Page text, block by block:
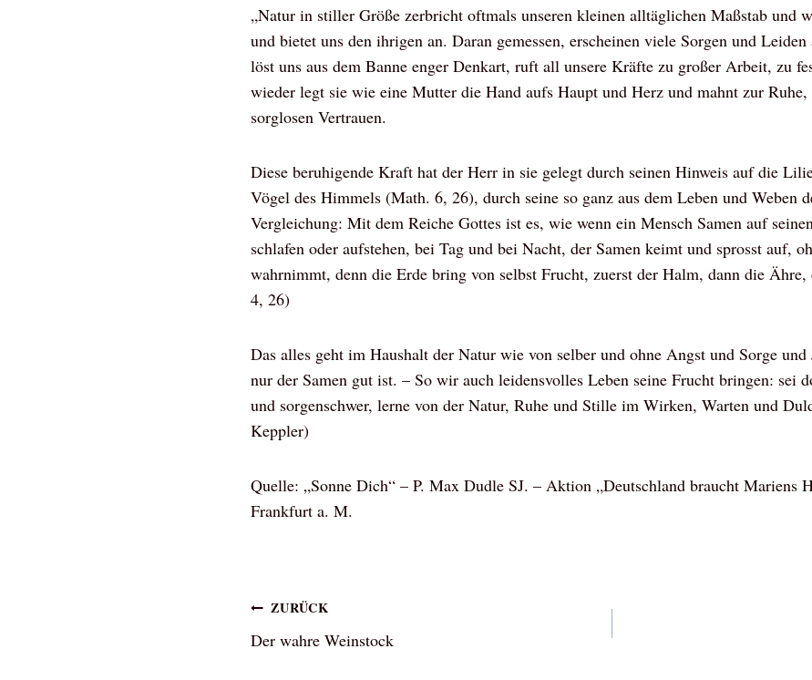
„Natur in stiller Größe zerbricht oftmals unseren kleinen alltäglichen Maßstab und
und bietet uns den ihrigen an. Daran gemessen, erscheinen viele Sorgen und
löst uns aus dem Banne enger Denkart, ruft all unsere Kräfte zu großer Arbeit, zu
wieder legt sie wie eine Mutter die Hand aufs Haupt und Herz und mahnt zur
sorglosen Vertrauen.
Diese beruhigende Kraft hat der Herr in sie gelegt durch seinen Hinweis auf die
Vögel des Himmels (Math. 6, 26), durch seine so ganz aus dem Leben und Weben
Vergleichung: Mit dem Reiche Gottes ist es, wie wenn ein Mensch Samen auf
schlafen oder aufstehen, bei Tag und bei Nacht, der Samen keimt und sprosst auf,
wahrnimmt, denn die Erde bring von selbst Frucht, zuerst der Halm, dann die
4, 26)
Das alles geht im Haushalt der Natur wie von selber und ohne Angst und Sorge und
nur der Samen gut ist. – So wir auch leidensvolles Leben seine Frucht bringen: sei
und sorgenschwer, lerne von der Natur, Ruhe und Stille im Wirken, Warten und
Keppler)
Quelle: „Sonne Dich“ – P. Max Dudle SJ. – Aktion „Deutschland braucht Mariens
Frankfurt a. M.
Beitragsnavigation
ZURÜCK
Der wahre Weinstock